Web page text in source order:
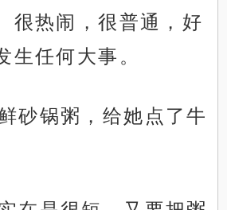
很热闹，很普通，好
生任何大事。
砂锅粥，给她点了牛